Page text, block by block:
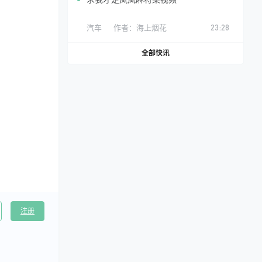
注册
汽车 作者： 海上烟花 23:28
全部快讯